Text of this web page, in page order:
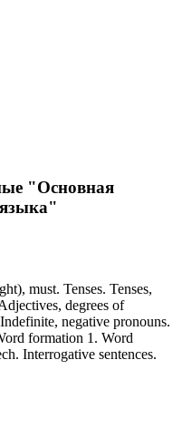
"Основная
must. Tenses. Tenses,
degrees of
negative pronouns.
formation 1. Word
Interrogative sentences.